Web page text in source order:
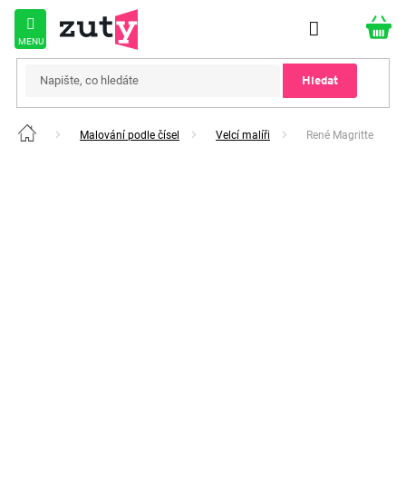
Přejít
obsah
Hledat
Domů Malování podle čísel Velcí malíři René Magritte